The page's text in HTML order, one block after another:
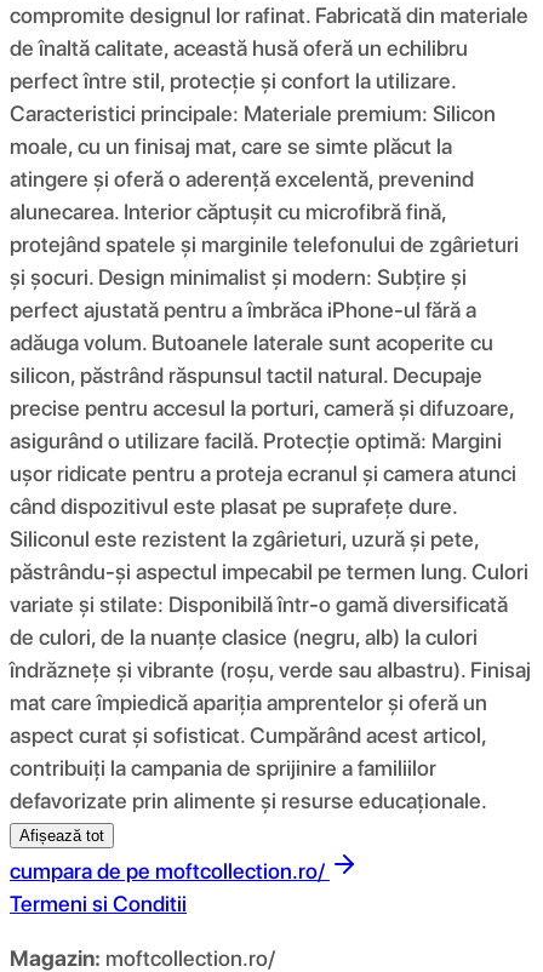
compromite designul lor rafinat. Fabricată din materiale
de înaltă calitate, această husă oferă un echilibru
perfect între stil, protecție și confort la utilizare.
Caracteristici principale: Materiale premium: Silicon
moale, cu un finisaj mat, care se simte plăcut la
atingere și oferă o aderență excelentă, prevenind
alunecarea. Interior căptușit cu microfibră fină,
protejând spatele și marginile telefonului de zgârieturi
și șocuri. Design minimalist și modern: Subțire și
perfect ajustată pentru a îmbrăca iPhone-ul fără a
adăuga volum. Butoanele laterale sunt acoperite cu
silicon, păstrând răspunsul tactil natural. Decupaje
precise pentru accesul la porturi, cameră și difuzoare,
asigurând o utilizare facilă. Protecție optimă: Margini
ușor ridicate pentru a proteja ecranul și camera atunci
când dispozitivul este plasat pe suprafețe dure.
Siliconul este rezistent la zgârieturi, uzură și pete,
păstrându-și aspectul impecabil pe termen lung. Culori
variate și stilate: Disponibilă într-o gamă diversificată
de culori, de la nuanțe clasice (negru, alb) la culori
îndrăznețe și vibrante (roșu, verde sau albastru). Finisaj
mat care împiedică apariția amprentelor și oferă un
aspect curat și sofisticat. Cumpărând acest articol,
contribuiți la campania de sprijinire a familiilor
defavorizate prin alimente și resurse educaționale.
Afișează tot
cumpara de pe moftcollection.ro/
Termeni si Conditii
Magazin: moftcollection.ro/